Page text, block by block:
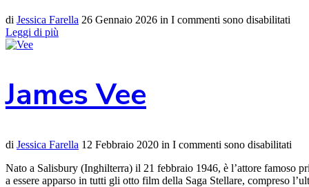
di Jessica Farella 26 Gennaio 2026 in I commenti sono disabilitati
Leggi di più
James Vee
di Jessica Farella 12 Febbraio 2020 in I commenti sono disabilitati
Nato a Salisbury (Inghilterra) il 21 febbraio 1946, è l’attore famoso
a essere apparso in tutti gli otto film della Saga Stellare, compreso